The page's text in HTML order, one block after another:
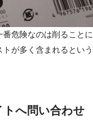
危険なのは削ることに
が多く含まれるという
へ問い合わせ